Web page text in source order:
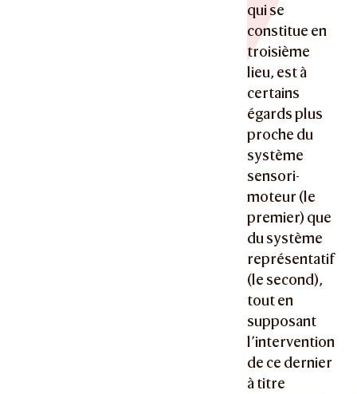
qui se
constitue en
troisième
lieu, est à
certains
égards plus
proche du
système
sensori-
moteur (le
premier) que
du système
représentatif
(le second),
tout en
supposant
l’intervention
de ce dernier
à titre